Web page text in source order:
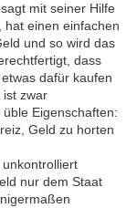
mit seiner Hilfe
einen einfachen
und so wird das
dass
dafür kaufen
ist zwar
Eigenschaften:
Geld zu horten
nur dem Staat